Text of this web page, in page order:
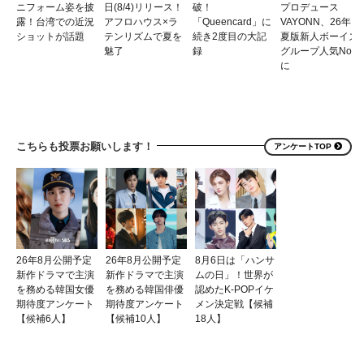
ニフォーム姿を披
露！台湾での近況
ショットが話題
日(8/4)リリース！
アフロハウス×ラ
テンリズムで夏を
魅了
破！
「Queencard」に
続き2度目の大記
録
プロデュース
VAYONN、26年
夏版新人ボーイズ
グループ人気No.1
に
こちらも投票お願いします！ アンケートTOP
26年8月公開予定
新作ドラマで主演
を務める韓国女優
期待度アンケート
【候補6人】
26年8月公開予定
新作ドラマで主演
を務める韓国俳優
期待度アンケート
【候補10人】
8月6日は「ハンサ
ムの日」！世界が
認めたK-POPイケ
メン決定戦【候補
18人】